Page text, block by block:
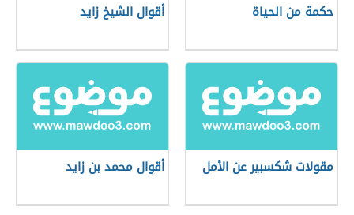
حكمة من الحياة أقوال الشيخ زايد
مقولات شكسبير عن الأمل أقوال محمد بن زايد